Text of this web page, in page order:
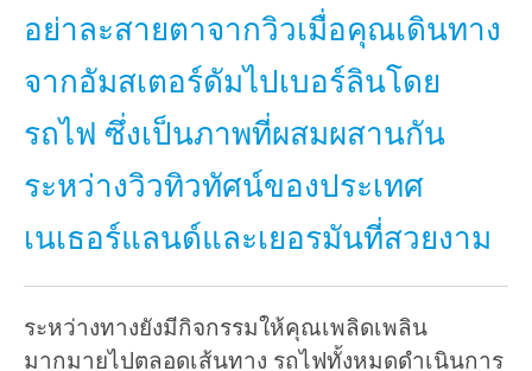
อย่าละสายตาจากวิวเมื่อคุณเดินทาง
จากอัมสเตอร์ดัมไปเบอร์ลินโดย
รถไฟ ซึ่งเป็นภาพที่ผสมผสานกัน
ระหว่างวิวทิวทัศน์ของประเทศ
เนเธอร์แลนด์และเยอรมันที่สวยงาม
ระหว่างทางยังมีกิจกรรมให้คุณเพลิดเพลิน
มากมายไปตลอดเส้นทาง รถไฟทั้งหมดดำเนินการ